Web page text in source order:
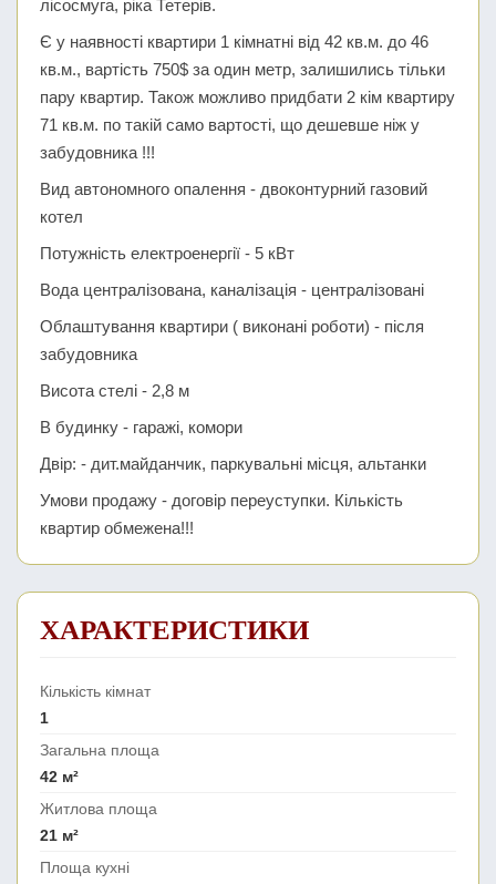
лісосмуга, ріка Тетерів.
Є у наявності квартири 1 кімнатні від 42 кв.м. до 46
кв.м., вартість 750$ за один метр, залишились тільки
пару квартир. Також можливо придбати 2 кім квартиру
71 кв.м. по такій само вартості, що дешевше ніж у
забудовника !!!
Вид автономного опалення - двоконтурний газовий
котел
Потужність електроенергії - 5 кВт
Вода централізована, каналізація - централізовані
Облаштування квартири ( виконані роботи) - після
забудовника
Висота стелі - 2,8 м
В будинку - гаражі, комори
Двір: - дит.майданчик, паркувальні місця, альтанки
Умови продажу - договір переуступки. Кількість
квартир обмежена!!!
ХАРАКТЕРИСТИКИ
Кількість кімнат
1
Загальна площа
42 м²
Житлова площа
21 м²
Площа кухні